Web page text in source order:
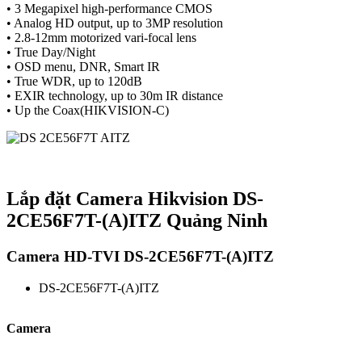
• 3 Megapixel high-performance CMOS
• Analog HD output, up to 3MP resolution
• 2.8-12mm motorized vari-focal lens
• True Day/Night
• OSD menu, DNR, Smart IR
• True WDR, up to 120dB
• EXIR technology, up to 30m IR distance
• Up the Coax(HIKVISION-C)
Lắp đặt Camera Hikvision DS-
2CE56F7T-(A)ITZ Quảng Ninh
Camera HD-TVI DS-2CE56F7T-(A)ITZ
DS-2CE56F7T-(A)ITZ
Camera